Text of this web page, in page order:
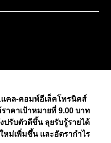
แคล-คอมพ์อีเล็คโทรนิคส์
าคาเป้าหมายที่ 9.00 บาท
รับตัวดีขึ้น ลุยรับรู้รายได้
หม่เพิ่มขึ้น และอัตรากำไร